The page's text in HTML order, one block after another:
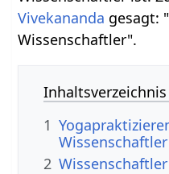
Vivekananda gesagt:
Wissenschaftler".
Inhaltsverzeichnis
1
Wissenschaftler
2